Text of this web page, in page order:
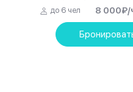
до 6 чел 8 000₽/